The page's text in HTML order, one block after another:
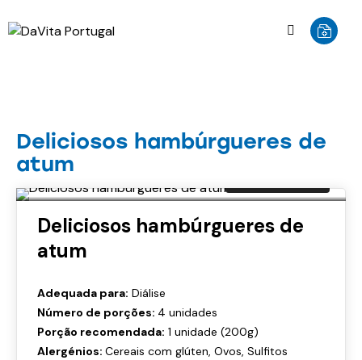
Deliciosos hambúrgueres de
atum
Deliciosos hambúrgueres de
atum
Adequada para: Diálise
Número de porções: 4 unidades
Porção recomendada: 1 unidade (200g)
Alergénios: Cereais com glúten, Ovos, Sulfitos